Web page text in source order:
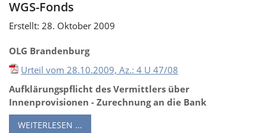
WGS-Fonds
Erstellt: 28. Oktober 2009
OLG Brandenburg
Urteil vom 28.10.2009, Az.: 4 U 47/08
Aufklärungspflicht des Vermittlers über
Innenprovisionen - Zurechnung an die Bank
WEITERLESEN ...